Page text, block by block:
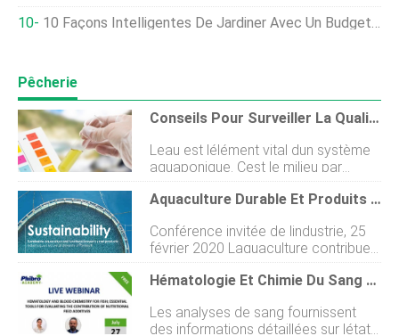
10 Façons Intelligentes De Jardiner Avec Un Budget Limité
Pêcherie
Conseils Pour Surveiller La Qualité De L'eau En Aquaponie
Leau est lélément vital dun système
aquaponique. Cest le milieu par
lequel les poissons et les plantes
reçoivent leurs nutriments et leurs
essentiel que chaque cultivateur
aquaponique comprenne la chimie
de base de leau pour gérer
correctement un système
aquaponique. La surveillance et la
gestion de la qualité de leau de votre
Aquaculture Durable Et Produits De Levure De Bière Fonctionnels :conférence Invitée Par L'industrie À L'Université De Plymouth
Conférence invitée de lindustrie, 25
février 2020 Laquaculture contribue
de manière significative à
lapprovisionnement en nourriture et
production aquacole dépasse
Hématologie Et Chimie Du Sang Pour Les Poissons ; Des Outils Essentiels Pour Évaluer L'apport Des Additifs Alimentaires Nutritionnels
Les analyses de sang fournissent
des informations détaillées sur létat